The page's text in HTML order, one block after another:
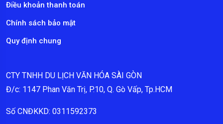
Điều khoản thanh toán
Chính sách bảo mật
Quy định chung
CTY TNHH DU LỊCH VĂN HÓA SÀI GÒN
Đ/c: 1147 Phan Văn Trị, P.10, Q. Gò Vấp, Tp.HCM
Số CNĐKKD: 0311592373